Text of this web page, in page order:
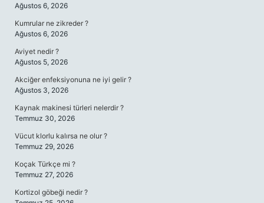
Ağustos 6, 2026
Kumrular ne zikreder ?
Ağustos 6, 2026
Aviyet nedir ?
Ağustos 5, 2026
Akciğer enfeksiyonuna ne iyi gelir ?
Ağustos 3, 2026
Kaynak makinesi türleri nelerdir ?
Temmuz 30, 2026
Vücut klorlu kalırsa ne olur ?
Temmuz 29, 2026
Koçak Türkçe mi ?
Temmuz 27, 2026
Kortizol göbeği nedir ?